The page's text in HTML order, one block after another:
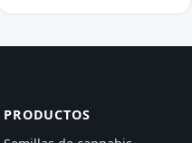
PRODUCTOS